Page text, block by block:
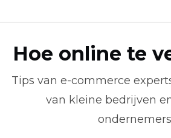
Hoe online te
Tips van e-commerce
van kleine bedrijven